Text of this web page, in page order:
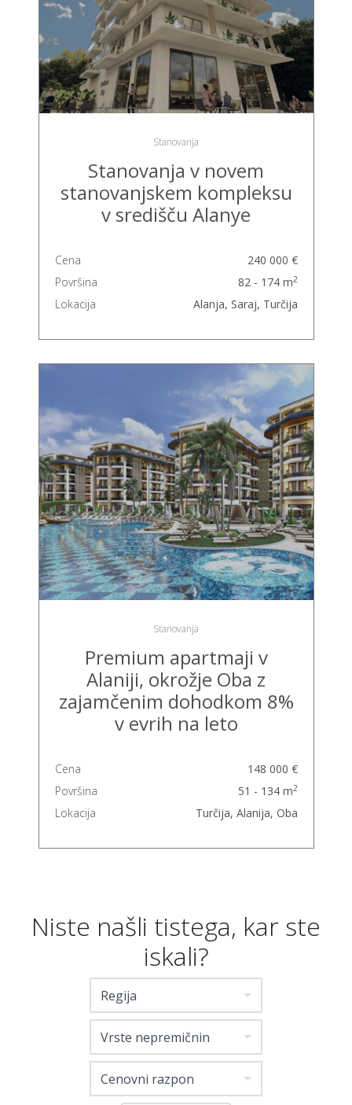
Stanovanja
Stanovanja v novem
stanovanjskem kompleksu
v središču Alanye
Cena
240 000 €
Površina
82 - 174 m2
Lokacija Alanja, Saraj, Turčija
Stanovanja
Premium apartmaji v
Alaniji, okrožje Oba z
zajamčenim dohodkom 8%
v evrih na leto
Cena
148 000 €
Površina
51 - 134 m2
Lokacija Turčija, Alanija, Oba
Niste našli tistega, kar ste
iskali?
Regija
Vrste nepremičnin
Cenovni razpon